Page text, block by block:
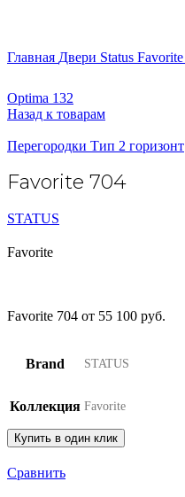
Главная Двери Status Favorite
Optima 132
Назад к товарам
Перегородки Тип 2 горизонт
Favorite 704
STATUS
Favorite
Favorite 704 от 55 100 руб.
Brand STATUS
Коллекция Favorite
Купить в один клик
Сравнить